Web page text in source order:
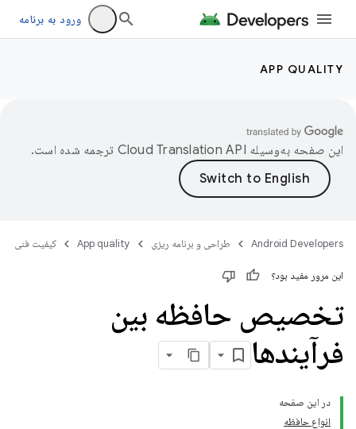
ورود به برنامه
APP QUALITY
این صفحه به‌وسیله ترجمه شده است.
Android Developers طراحی و برنامه ریزی App quality کیفیت فنی
این مرور مفید بود؟
تخصیص حافظه بین
فرآیندها
در این صفحه
انواع حافظه